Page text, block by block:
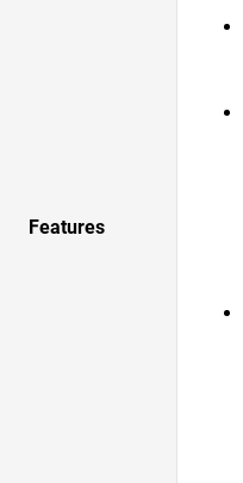
Features